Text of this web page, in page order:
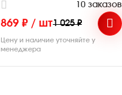
10 заказов
869 ₽ / шт1 025 ₽
Цену и наличие уточняйте у
менеджера